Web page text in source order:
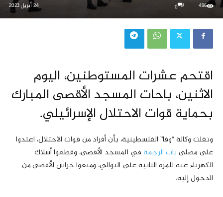
24 أبريل 2023 496
0
اقتحم عشرات المستوطنين، اليوم
الاثنين، باحات المسجد الأقصى المبارك
بحماية قوات الاحتلال الإسرائيلي.
ونقلت وكالة “وفا” الفلسطينية، بأن أفراد من قوات الاحتلال، اعتدوا
على مصلى باب الرحمة في المسجد الأقصى، وقطعوا أسلاك
الكهرباء عنه للمرة الثانية على التوالي، ومنعوا حراس الأقصى من
الدخول إليه.